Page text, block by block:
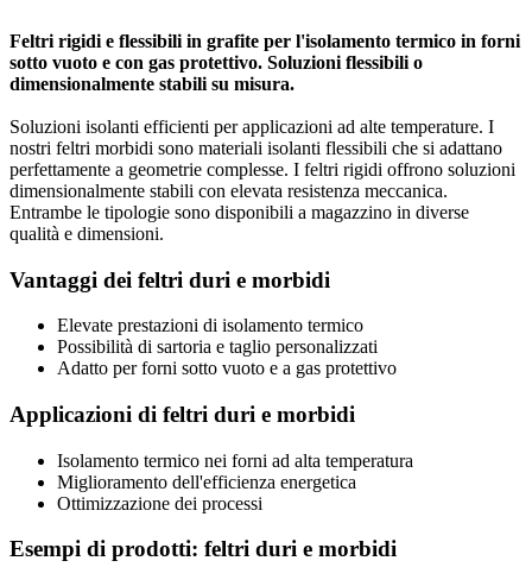
Feltri rigidi e flessibili in grafite per l'isolamento termico in forni
sotto vuoto e con gas protettivo. Soluzioni flessibili o
dimensionalmente stabili su misura.
Soluzioni isolanti efficienti per applicazioni ad alte temperature. I
nostri feltri morbidi sono materiali isolanti flessibili che si adattano
perfettamente a geometrie complesse. I feltri rigidi offrono soluzioni
dimensionalmente stabili con elevata resistenza meccanica.
Entrambe le tipologie sono disponibili a magazzino in diverse
qualità e dimensioni.
Vantaggi dei feltri duri e morbidi
Elevate prestazioni di isolamento termico
Possibilità di sartoria e taglio personalizzati
Adatto per forni sotto vuoto e a gas protettivo
Applicazioni di feltri duri e morbidi
Isolamento termico nei forni ad alta temperatura
Miglioramento dell'efficienza energetica
Ottimizzazione dei processi
Esempi di prodotti: feltri duri e morbidi